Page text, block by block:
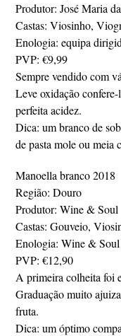
Produtor: José Maria
Castas: Viosinho,
Enologia: equipa
PVP: €9,99
Sempre vendido com
Leve oxidação
perfeita acidez.
Dica: um branco de
de pasta mole ou meia
Manoella branco 2018
Região: Douro
Produtor: Wine & Soul
Castas: Gouveio,
Enologia: Wine & Soul
PVP: €12,90
A primeira colheita foi
Graduação muito
fruta.
Dica: um óptimo